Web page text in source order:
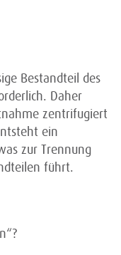
Bestandteil des
Daher
zentrifugiert
ein
zur Trennung
führt.